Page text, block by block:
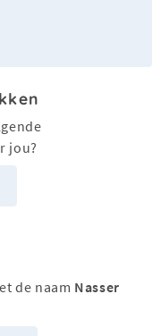
jou?
de naam Nasser